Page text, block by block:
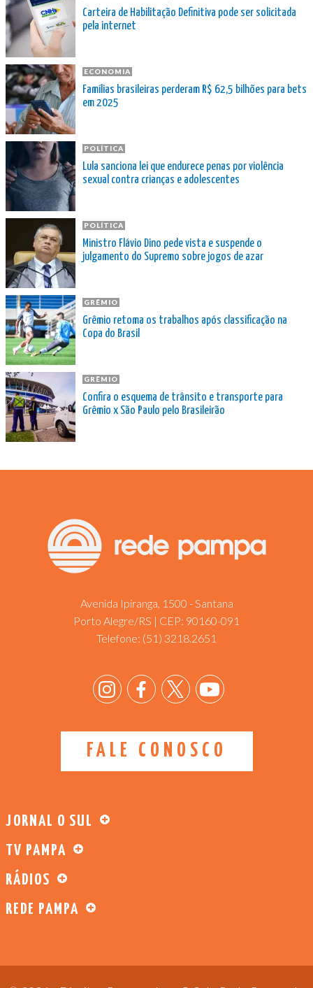
Carteira de Habilitação Definitiva pode ser solicitada
pela internet
ECONOMIA
Famílias brasileiras perderam R$ 62,5 bilhões para bets
em 2025
POLÍTICA
Lula sanciona lei que endurece penas por violência
sexual contra crianças e adolescentes
POLÍTICA
Ministro Flávio Dino pede vista e suspende o
julgamento do Supremo sobre jogos de azar
GRÊMIO
Grêmio retoma os trabalhos após classificação na
Copa do Brasil
GRÊMIO
Confira o esquema de trânsito e transporte para
Grêmio x São Paulo pelo Brasileirão
Avenida Ipiranga, 1500 - Santana
Porto Alegre/RS | CEP: 90160-091
Telefone: (51) 3218.2651
FALE CONOSCO
JORNAL O SUL
TV PAMPA
RÁDIOS
REDE PAMPA